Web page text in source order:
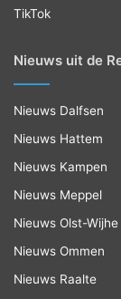
TikTok
Nieuws uit de
Nieuws Dalfsen
Nieuws Hattem
Nieuws Kampen
Nieuws Meppel
Nieuws Olst-Wijhe
Nieuws Ommen
Nieuws Raalte